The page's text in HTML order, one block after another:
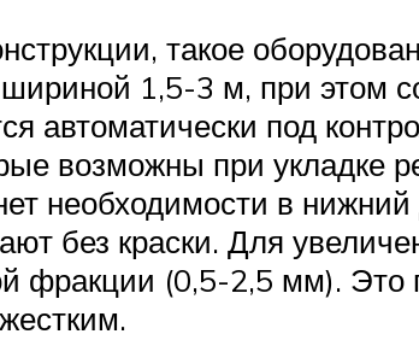
такое
шириной 1,5-3 м, при этом
автоматически под
возможны при укладке
необходимости в
без краски. Для
фракции (0,5-2,5 мм). Это